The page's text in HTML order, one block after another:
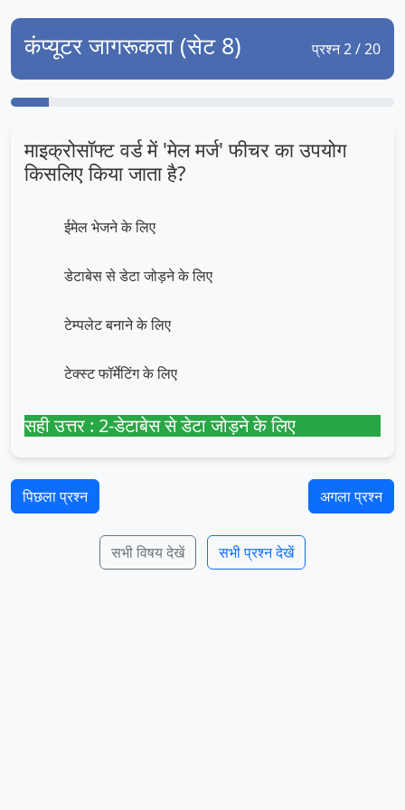
कंप्यूटर जागरूकता (सेट 8) प्रश्न 2 / 20
माइक्रोसॉफ्ट वर्ड में 'मेल मर्ज' फीचर का उपयोग
किसलिए किया जाता है?
ईमेल भेजने के लिए
डेटाबेस से डेटा जोड़ने के लिए
टेम्पलेट बनाने के लिए
टेक्स्ट फॉर्मेटिंग के लिए
सही उत्तर : 2-डेटाबेस से डेटा जोड़ने के लिए
पिछला प्रश्न अगला प्रश्न
सभी विषय देखें सभी प्रश्न देखें